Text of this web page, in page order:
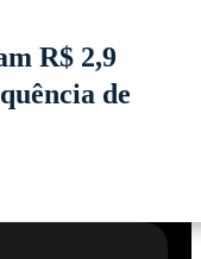
R$ 2,9
de